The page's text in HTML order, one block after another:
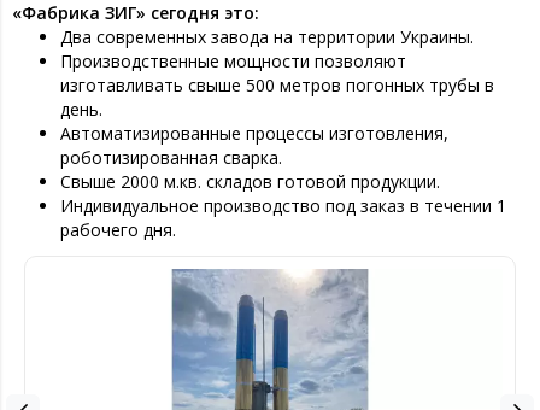
«Фабрика ЗИГ» сегодня это:
Два современных завода на территории Украины.
Производственные мощности позволяют
изготавливать свыше 500 метров погонных трубы в
день.
Автоматизированные процессы изготовления,
роботизированная сварка.
Свыше 2000 м.кв. складов готовой продукции.
Индивидуальное производство под заказ в течении 1
рабочего дня.